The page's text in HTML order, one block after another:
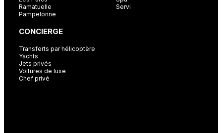
Ramatuelle
Pampelonne
Servi
CONCIERGE
Transferts par hélicoptère
Yachts
Jets privés
Voitures de luxe
Chef privé